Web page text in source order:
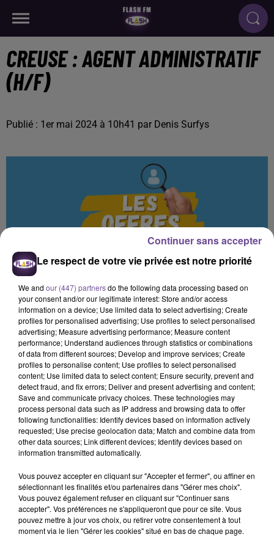
CREUSE : AGENT ADMINISTRATIF
(H/F)
Publié : 1er mai 2024 à 10h41 par Denis Surfys
Le Comité d’Accueil Creusois
recherche un agent administratif (H/F).
Le Comité d’Accueil Creusois recherche un agent
administratif (H/F). Vos missions : assurer le secrétariat du
pôle hébergement. Être en charge de l'accueil téléphonique
du pôle (renseignement de 1er niveau selon les demandes et
orientation vers le bon interlocuteur). Participer aux réunions,
prendre des notes, établir les comptes-rendus. Élaborer des
documents internes et externes en collaboration avec les
responsables de services.
Le respect de votre vie privée est notre priorité
We and our (447) partnersdo the following data processing based on
your consent and/or our legitimate interest: Store and/or access
information on a device; Use limited data to select advertising; Create
profiles for personalised advertising; Use profiles to select personalised
advertising; Measure advertising performance; Measure content
performance; Understand audiences through statistics or combinations
of data from different sources; Develop and improve services; Create
profiles to personalise content; Use profiles to select personalised
content; Use limited data to select content; Ensure security, prevent and
detect fraud, and fix errors; Deliver and present advertising and content;
Save and communicate privacy choices. These technologies may
process personal data such as IP address and browsing data to offer
following functionalities: Identify devices based on information actively
requested; Use precise geolocation data; Match and combine data from
other data sources; Link different devices; Identify devices based on
information transmitted automatically.
Vous pouvez accepter en cliquant sur "Accepter et fermer", ou affiner en
sélectionnant les finalités et/ou partenaires dans "Gérer mes choix".
Vous pouvez également refuser en cliquant sur "Continuer sans
accepter". Vos préférences ne s'appliqueront que pour ce site. Vous
pouvez mettre à jour vos choix, ou retirer votre consentement à tout
moment via le lien "Gérer les cookies" situé en bas de chaque page.
Continuer sans accepter